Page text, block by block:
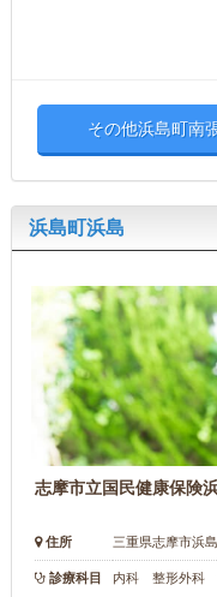
その他浜島町南
浜島町浜島
志摩市立国民健康保険
住所 三重県志摩市浜
診療科目 内科 整形外科